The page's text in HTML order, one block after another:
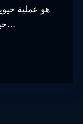
هو عملية
حيث أصبحت الوجودية الرقمية م…